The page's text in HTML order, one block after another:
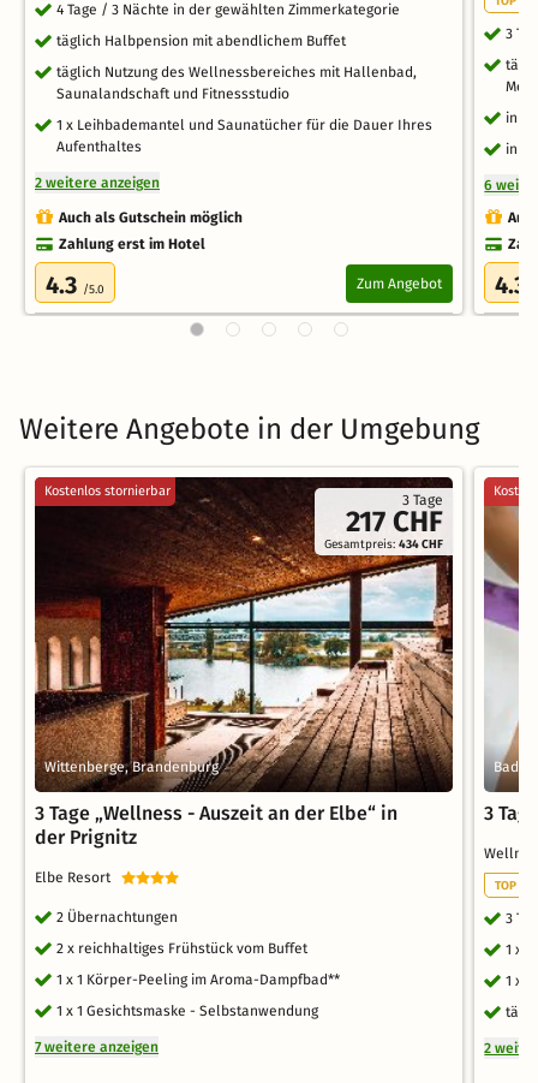
4 Tage / 3 Nächte in der gewählten Zimmerkategorie
täglich Halbpension mit abendlichem Buffet
täglich Nutzung des Wellnessbereiches mit Hallenbad,
Saunalandschaft und Fitnessstudio
1 x Leihbademantel und Saunatücher für die Dauer Ihres
Aufenthaltes
2 weitere anzeigen
Auch als Gutschein möglich
Zahlung erst im Hotel
4.3 /5.0 Zum Angebot
3
inkl.
inkl.
6
4.3
Weitere Angebote in der Umgebung
3 Tage
217 CHF
Gesamtpreis:434 CHF
Kostenlos stornierbar
Wittenberge, Brandenburg
3 Tage „Wellness - Auszeit an der Elbe“ in
der Prignitz
Elbe Resort
2 Übernachtungen
2 x reichhaltiges Frühstück vom Buffet
1 x 1 Körper-Peeling im Aroma-Dampfbad**
1 x 1 Gesichtsmaske - Selbstanwendung
7 weitere anzeigen
Bad
3
TOP
3
1 x
1 x
2